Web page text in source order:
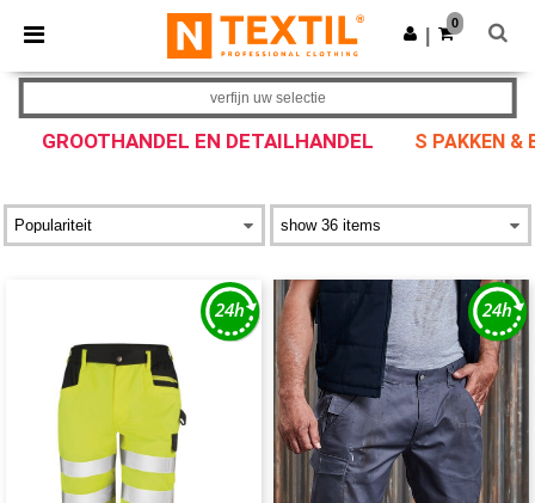
× Ntextil-app
Betere prijzen in de app!
Download app
0
GROOTHANDEL EN DETAILHANDEL S PAKKEN &
verfijn uw selectie